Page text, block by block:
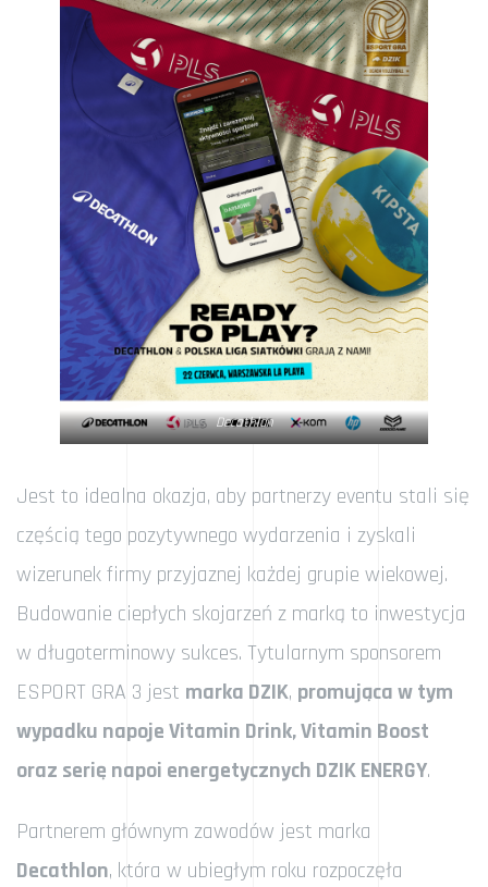
Decathlon
Jest to idealna okazja, aby partnerzy eventu stali się
częścią tego pozytywnego wydarzenia i zyskali
wizerunek firmy przyjaznej każdej grupie wiekowej.
Budowanie ciepłych skojarzeń z marką to inwestycja
w długoterminowy sukces. Tytularnym sponsorem
ESPORT GRA 3 jest marka DZIK, promująca w tym
wypadku napoje Vitamin Drink, Vitamin Boost
oraz serię napoi energetycznych DZIK ENERGY.
Partnerem głównym zawodów jest marka
Decathlon, która w ubiegłym roku rozpoczęła